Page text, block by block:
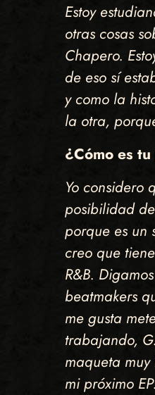
Estoy
otras cosas
Chapero.
de eso sí
y como la
la otra,
¿Cómo es
Yo considero
posibilidad
porque es un
creo que
R&B.
beatmakers
me gusta
trabajando,
maqueta
mi próximo EP.